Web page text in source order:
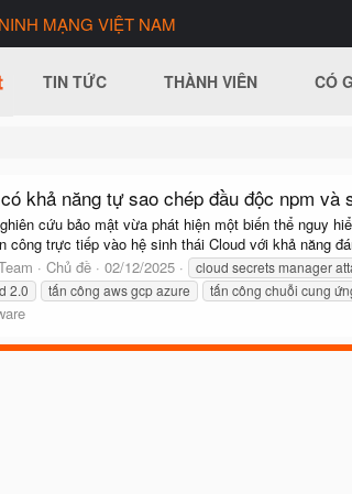
MẠNG VIỆT NAM
TIN TỨC THÀNH VIÊN CÓ
khả năng tự sao chép đầu độc npm và
cứu bảo mật vừa phát hiện một biến thể nguy
công trực tiếp vào hệ sinh thái Cloud với khả năng
Chủ đề 02/12/2025 cloud secrets manager
2.0 tấn công aws gcp azure tấn công chuỗi cung